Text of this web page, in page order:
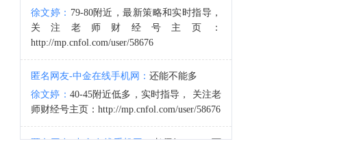
徐文婷： 79-80附近，最新策略和实时指导，
关注老师财经号主页：
http://mp.cnfol.com/user/58676
匿名网友-中金在线手机网： 还能不能多
徐文婷： 40-45附近低多，实时指导， 关注老
师财经号主页：http://mp.cnfol.com/user/58676
匿名网友-中金在线手机网：老师好，4345可